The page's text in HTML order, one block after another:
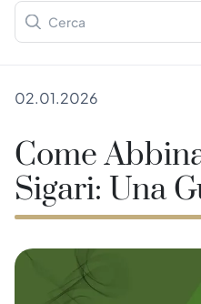
02.01.2026
Come
Sigari: Una